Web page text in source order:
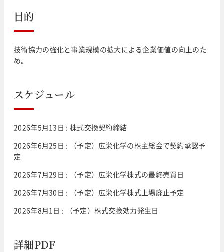
目的
技術協力の強化と事業規模の拡大による企業価値の向上のた
め。
スケジュール
2026年5月13日 : 株式交換契約締結
2026年6月25日 : （予定）広栄化学の株主総会で契約承認予
定
2026年7月29日 : （予定）広栄化学株式の最終売買日
2026年7月30日 : （予定）広栄化学株式上場廃止予定
2026年8月1日 : （予定）株式交換効力発生日
詳細PDF